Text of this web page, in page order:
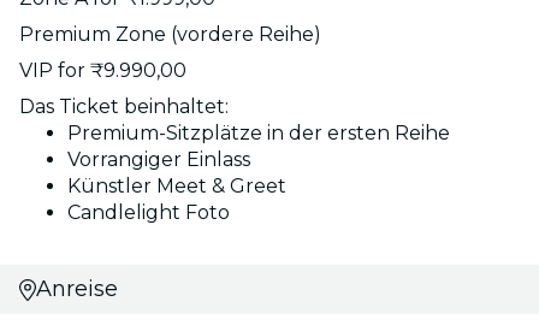
Premium Zone (vordere Reihe)
VIP for ₹9.990,00
Das Ticket beinhaltet:
Premium-Sitzplätze in der ersten Reihe
Vorrangiger Einlass
Künstler Meet & Greet
Candlelight Foto
Anreise